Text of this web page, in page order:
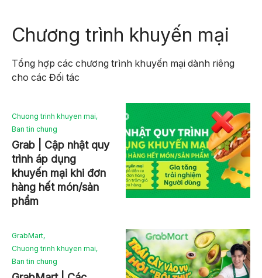
Chương trình khuyến mại
Tổng hợp các chương trình khuyến mại dành riêng
cho các Đối tác
Chuong trinh khuyen mai,
Ban tin chung
Grab | Cập nhật quy
trình áp dụng
khuyến mại khi đơn
hàng hết món/sản
phẩm
GrabMart,
Chuong trinh khuyen mai,
Ban tin chung